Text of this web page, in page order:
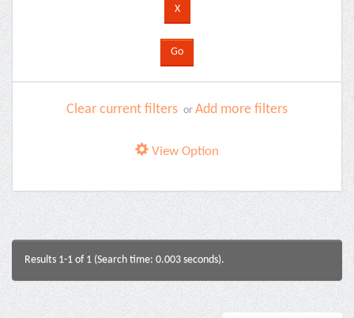
Clear current filters or Add more filters
View Option
Results 1-1 of 1 (Search time: 0.003 seconds).